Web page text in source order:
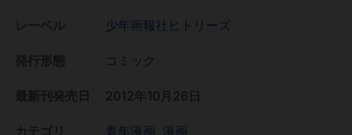
少年画報社ヒトリーズ
コミック
2012年10月26日
青年漫画 漫画